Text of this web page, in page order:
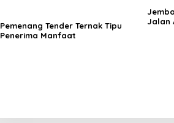
Pemenang Tender Ternak Tipu
Penerima Manfaat
Jalan